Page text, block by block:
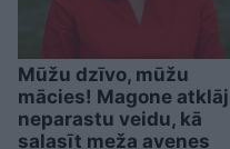
Mūžu dzīvo, mūžu
mācies! Magone atklāj
neparastu veidu, kā
salasīt meža avenes